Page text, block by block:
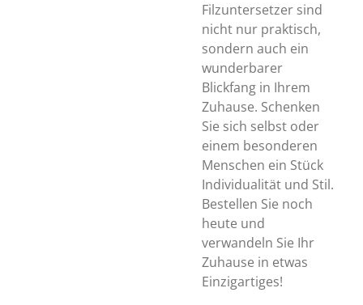
Filzuntersetzer sind
nicht nur praktisch,
sondern auch ein
wunderbarer
Blickfang in Ihrem
Zuhause. Schenken
Sie sich selbst oder
einem besonderen
Menschen ein Stück
Individualität und Stil.
Bestellen Sie noch
heute und
verwandeln Sie Ihr
Zuhause in etwas
Einzigartiges!